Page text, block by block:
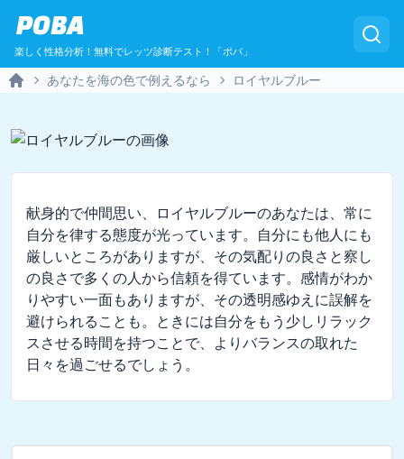
POBA
楽しく性格分析！無料でレッツ診断テスト！「ポバ」
あなたを海の色で例えるなら ロイヤルブルー
献身的で仲間思い、ロイヤルブルーのあなたは、常に
自分を律する態度が光っています。自分にも他人にも
厳しいところがありますが、その気配りの良さと察し
の良さで多くの人から信頼を得ています。感情がわか
りやすい一面もありますが、その透明感ゆえに誤解を
避けられることも。ときには自分をもう少しリラック
スさせる時間を持つことで、よりバランスの取れた
日々を過ごせるでしょう。